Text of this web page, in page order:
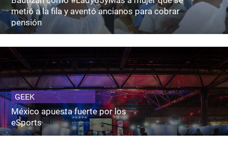
metió a la fila y aventó ancianos para cobrar
pensión
GEEK
México apuesta fuerte por los
eSports